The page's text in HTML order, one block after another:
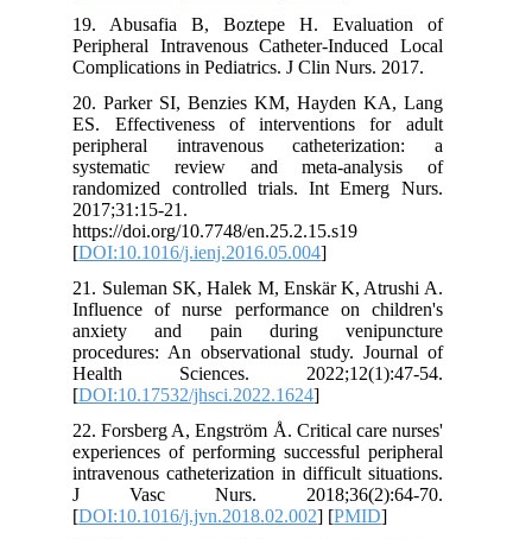
19. Abusafia B, Boztepe H.
Peripheral Intravenous Catheter-
Complications in Pediatrics. J Clin
20. Parker SI, Benzies KM, Hayden
ES. Effectiveness of interventions
peripheral intravenous
systematic review and meta-
randomized controlled trials. Int
https://doi.org/10.7748/en.25.2.15.s19
[DOI:10.1016/j.ienj.2016.05.004
21. Suleman SK, Halek M, Enskär K,
Influence of nurse performance on
anxiety and pain during
procedures: An observational study.
Health Sciences.
[DOI:10.17532/jhsci.2022.1624
22. Forsberg A, Engström Å. Critical
experiences of performing successful
intravenous catheterization in difficult
J Vasc Nurs.
[DOI:10.1016/j.jvn.2018.02.002